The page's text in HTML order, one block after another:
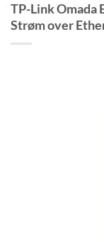
TP-Link Omada
Strøm over